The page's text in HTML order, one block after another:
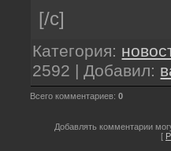
[/c]
Категория:
2592 |Добавил:
Всего комментариев:0
Добавлять комментарии
[